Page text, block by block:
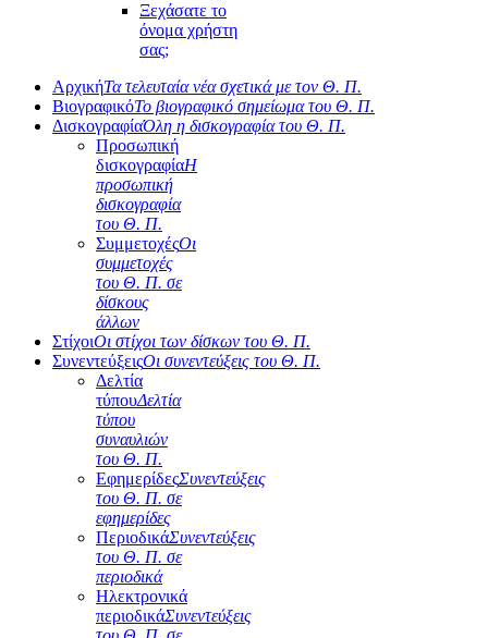
Ξεχάσατε το
όνομα χρήστη
σας;
ΑρχικήΤα τελευταία νέα σχετικά με τον Θ. Π.
ΒιογραφικόΤο βιογραφικό σημείωμα του Θ. Π.
ΔισκογραφίαΌλη η δισκογραφία του Θ. Π.
Προσωπική
δισκογραφίαΗ
προσωπική
δισκογραφία
του Θ. Π.
ΣυμμετοχέςΟι
συμμετοχές
του Θ. Π. σε
δίσκους
άλλων
ΣτίχοιΟι στίχοι των δίσκων του Θ. Π.
ΣυνεντεύξειςΟι συνεντεύξεις του Θ. Π.
Δελτία
τύπουΔελτία
τύπου
συναυλιών
του Θ. Π.
ΕφημερίδεςΣυνεντεύξεις
του Θ. Π. σε
εφημερίδες
ΠεριοδικάΣυνεντεύξεις
του Θ. Π. σε
περιοδικά
Ηλεκτρονικά
περιοδικάΣυνεντεύξεις